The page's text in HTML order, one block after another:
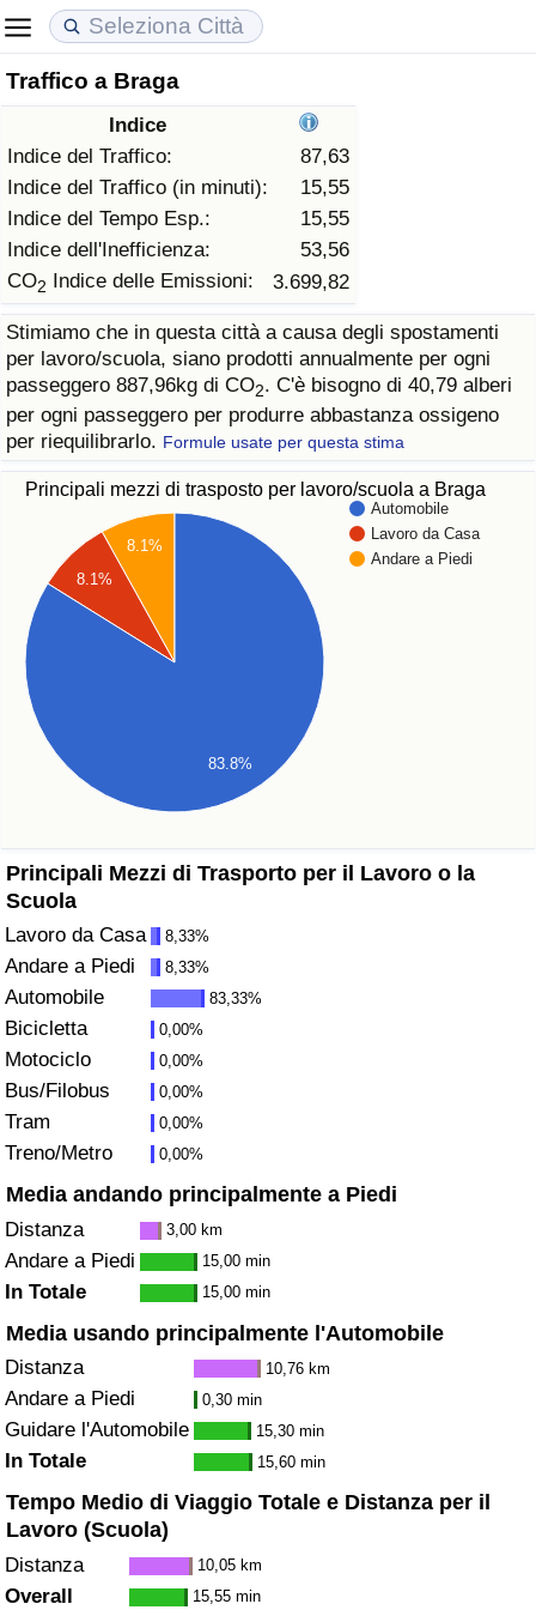
Traffico a Braga
Indice
Indice del Traffico:
87,63
Indice del Traffico (in minuti):
15,55
Indice del Tempo Esp.:
15,55
Indice dell'Inefficienza:
53,56
CO2 Indice delle Emissioni: 3.699,82
Stimiamo che in questa città a causa degli spostamenti
per lavoro/scuola, siano prodotti annualmente per ogni
passeggero 887,96kg di CO2. C'è bisogno di 40,79 alberi
per ogni passeggero per produrre abbastanza ossigeno
per riequilibrarlo. Formule usate per questa stima
Principali mezzi di trasposto per lavoro/scuola a Braga
Automobile
Lavoro da Casa
Andare a Piedi
8.1%
8.1%
83.8%
Principali Mezzi di Trasporto per il Lavoro o la
Scuola
Lavoro da Casa 8,33%
Andare a Piedi 8,33%
Automobile 83,33%
Bicicletta 0,00%
Motociclo 0,00%
Bus/Filobus 0,00%
Tram 0,00%
Treno/Metro 0,00%
Media andando principalmente a Piedi
Distanza 3,00 km
Andare a Piedi 15,00 min
In Totale 15,00 min
Media usando principalmente l'Automobile
Distanza 10,76 km
Andare a Piedi 0,30 min
Guidare l'Automobile 15,30 min
In Totale 15,60 min
Tempo Medio di Viaggio Totale e Distanza per il
Lavoro (Scuola)
Distanza 10,05 km
Overall 15,55 min
Costo della vita
Indice Del Costo Della Vita (corrente)
Indice Del Costo Della Vita
Indice del Costo della Vita per Nazione
ad Aqaba
Prezzi degli immobili
Indice del Prezzo delle Case (Corrente)
Indice del Prezzo delle Case
Indice del Prezzo delle Case per Nazione
Qualità della Vita
Indice della Qualità della Vita
Indice della Qualità della Vita (Corrente)
Indice della qualità della vita per Paese
Criminalità
Indice del Tasso di Criminalità (Corrente)
Indice della Criminalità
Indice di criminalità per paese
Assistenza Sanitaria
Indice dell’Assistenza Sanitaria (Corrente)
Indice dell’Assistenza Sanitaria
Indice dell’Assistenza Sanitaria per
Nazione
Inquinamento
Indice dell’Inquinamento (Corrente)
Indice di inquinamento
Indice dell’Inquinamento per Nazione
Traffico
Indice del Traffico
Indice del traffico (Corrente)
Indice del traffico per Nazione